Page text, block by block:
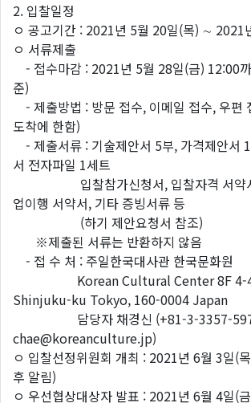
2. 입찰일정
ㅇ 공고기간 : 2021년 5월 20일(목) ∼ 2021
ㅇ 서류제출
- 접수마감 : 2021년 5월 28일(금) 12:00
준)
- 제출방법 : 방문 접수, 이메일 접수, 우편
도착에 한함)
- 제출서류 : 기술제안서 5부, 가격제안서
서 전자파일 1세트
입찰참가신청서, 입찰자격 서약서,
업이행 서약서, 기타 증빙서류 등
(하기 제안요청서 참조)
※제출된 서류는 반환하지 않음
- 접 수 처 : 주일한국대사관 한국문화원
Korean Cultural Center 8F 4-4-
Shinjuku-ku Tokyo, 160-0004 Japan
담당자 채경신 (+81-3-3357-
chae@koreanculture.jp)
ㅇ 입찰선정위원회 개최 : 2021년 6월 3일(
후 알림)
ㅇ 우선협상대상자 발표 : 2021년 6월 4일(